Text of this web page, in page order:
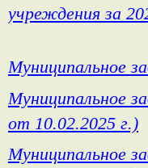
учреждения за
Муниципальное
Муниципальное
от 10.02.2025 г.)
Муниципальное